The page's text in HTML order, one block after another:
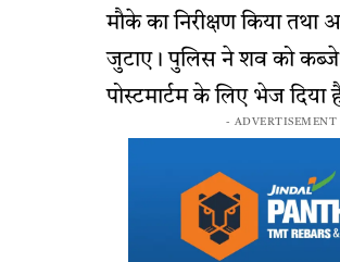
मौके का निरीक्षण किया तथा
जुटाए। पुलिस ने शव को
पोस्टमार्टम के लिए भेज दिया
- ADVERTISEMENT